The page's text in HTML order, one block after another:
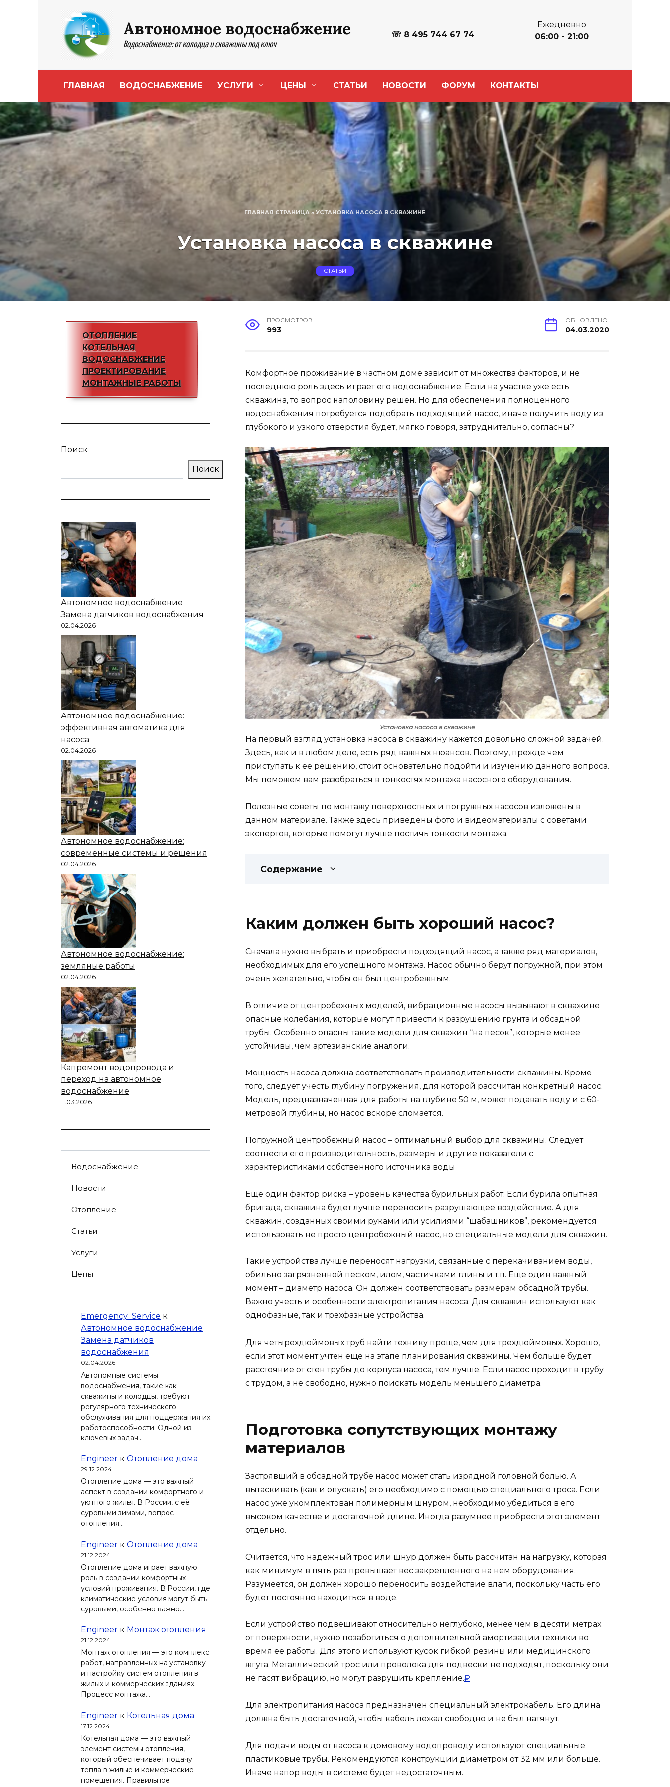
Автономное водоснабжение
Водоснабжение: от колодца и скважины под ключ
☏ 8 495 744 67 74
Ежедневно
06:00 - 21:00
ГЛАВНАЯ ВОДОСНАБЖЕНИЕ УСЛУГИ ЦЕНЫ СТАТЬИ НОВОСТИ ФОРУМ КОНТАКТЫ
ГЛАВНАЯ СТРАНИЦА » УСТАНОВКА НАСОСА В СКВАЖИНЕ
Установка насоса в скважине
СТАТЬИ
ПРОСМОТРОВ
993
ОБНОВЛЕНО
04.03.2020
Комфортное проживание в частном доме зависит от множества факторов, и не
последнюю роль здесь играет его водоснабжение. Если на участке уже есть
скважина, то вопрос наполовину решен. Но для обеспечения полноценного
водоснабжения потребуется подобрать подходящий насос, иначе получить воду из
глубокого и узкого отверстия будет, мягко говоря, затруднительно, согласны?
Установка насоса в скважине
На первый взгляд установка насоса в скважину кажется довольно сложной задачей.
Здесь, как и в любом деле, есть ряд важных нюансов. Поэтому, прежде чем
приступать к ее решению, стоит основательно подойти и изучению данного вопроса.
Мы поможем вам разобраться в тонкостях монтажа насосного оборудования.
Полезные советы по монтажу поверхностных и погружных насосов изложены в
данном материале. Также здесь приведены фото и видеоматериалы с советами
экспертов, которые помогут лучше постичь тонкости монтажа.
Содержание
Каким должен быть хороший насос?
Сначала нужно выбрать и приобрести подходящий насос, а также ряд материалов,
необходимых для его успешного монтажа. Насос обычно берут погружной, при этом
очень желательно, чтобы он был центробежным.
В отличие от центробежных моделей, вибрационные насосы вызывают в скважине
опасные колебания, которые могут привести к разрушению грунта и обсадной
трубы. Особенно опасны такие модели для скважин “на песок”, которые менее
устойчивы, чем артезианские аналоги.
Мощность насоса должна соответствовать производительности скважины. Кроме
того, следует учесть глубину погружения, для которой рассчитан конкретный насос.
Модель, предназначенная для работы на глубине 50 м, может подавать воду и с 60-
метровой глубины, но насос вскоре сломается.
Погружной центробежный насос – оптимальный выбор для скважины. Следует
соотнести его производительность, размеры и другие показатели с
характеристиками собственного источника воды
Еще один фактор риска – уровень качества бурильных работ. Если бурила опытная
бригада, скважина будет лучше переносить разрушающее воздействие. А для
скважин, созданных своими руками или усилиями “шабашников”, рекомендуется
использовать не просто центробежный насос, но специальные модели для скважин.
Такие устройства лучше переносят нагрузки, связанные с перекачиванием воды,
обильно загрязненной песком, илом, частичками глины и т.п. Еще один важный
момент – диаметр насоса. Он должен соответствовать размерам обсадной трубы.
Важно учесть и особенности электропитания насоса. Для скважин используют как
однофазные, так и трехфазные устройства.
Для четырехдюймовых труб найти технику проще, чем для трехдюймовых. Хорошо,
если этот момент учтен еще на этапе планирования скважины. Чем больше будет
расстояние от стен трубы до корпуса насоса, тем лучше. Если насос проходит в трубу
с трудом, а не свободно, нужно поискать модель меньшего диаметра.
Подготовка сопутствующих монтажу
материалов
Застрявший в обсадной трубе насос может стать изрядной головной болью. А
вытаскивать (как и опускать) его необходимо с помощью специального троса. Если
насос уже укомплектован полимерным шнуром, необходимо убедиться в его
высоком качестве и достаточной длине. Иногда разумнее приобрести этот элемент
отдельно.
Считается, что надежный трос или шнур должен быть рассчитан на нагрузку, которая
как минимум в пять раз превышает вес закрепленного на нем оборудования.
Разумеется, он должен хорошо переносить воздействие влаги, поскольку часть его
будет постоянно находиться в воде.
Если устройство подвешивают относительно неглубоко, менее чем в десяти метрах
от поверхности, нужно позаботиться о дополнительной амортизации техники во
время ее работы. Для этого используют кусок гибкой резины или медицинского
жгута. Металлический трос или проволока для подвески не подходят, поскольку они
не гасят вибрацию, но могут разрушить крепление.₽
Для электропитания насоса предназначен специальный электрокабель. Его длина
должна быть достаточной, чтобы кабель лежал свободно и не был натянут.
Для подачи воды от насоса к домовому водопроводу используют специальные
пластиковые трубы. Рекомендуются конструкции диаметром от 32 мм или больше.
Иначе напор воды в системе будет недостаточным.
ОТОПЛЕНИЕ
КОТЕЛЬНАЯ
ВОДОСНАБЖЕНИЕ
ПРОЕКТИРОВАНИЕ
МОНТАЖНЫЕ РАБОТЫ
Поиск
Поиск
Автономное водоснабжение
Замена датчиков водоснабжения
02.04.2026
Автономное водоснабжение:
эффективная автоматика для
насоса
02.04.2026
Автономное водоснабжение:
современные системы и решения
02.04.2026
Автономное водоснабжение:
земляные работы
02.04.2026
Капремонт водопровода и
переход на автономное
водоснабжение
11.03.2026
Водоснабжение
Новости
Отопление
Статьи
Услуги
Цены
Emergency_Service к
Автономное водоснабжение
Замена датчиков
водоснабжения
02.04.2026
Автономные системы
водоснабжения, такие как
скважины и колодцы, требуют
регулярного технического
обслуживания для поддержания их
работоспособности. Одной из
ключевых задач…
Engineer к Отопление дома
29.12.2024
Отопление дома — это важный
аспект в создании комфортного и
уютного жилья. В России, с её
суровыми зимами, вопрос
отопления…
Engineer к Отопление дома
21.12.2024
Отопление дома играет важную
роль в создании комфортных
условий проживания. В России, где
климатические условия могут быть
суровыми, особенно важно…
Engineer к Монтаж отопления
21.12.2024
Монтаж отопления — это комплекс
работ, направленных на установку
и настройку систем отопления в
жилых и коммерческих зданиях.
Процесс монтажа…
Engineer к Котельная дома
17.12.2024
Котельная дома — это важный
элемент системы отопления,
который обеспечивает подачу
тепла в жилые и коммерческие
помещения. Правильное